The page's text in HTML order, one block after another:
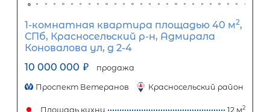
Студия площадью 36 м 2